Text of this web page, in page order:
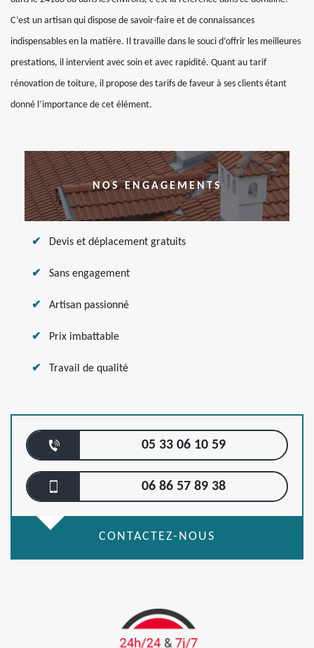
C’est un artisan qui dispose de savoir-faire et de connaissances
indispensables en la matière. Il travaille dans le souci d’offrir les meilleures
prestations, il intervient avec soin et avec rapidité. Quant au tarif
rénovation de toiture, il propose des tarifs de faveur à ses clients étant
donné l’importance de cet élément.
NOS ENGAGEMENTS
Devis et déplacement gratuits
Sans engagement
Artisan passionné
Prix imbattable
Travail de qualité
05 33 06 10 59
06 86 57 89 38
CONTACTEZ-NOUS